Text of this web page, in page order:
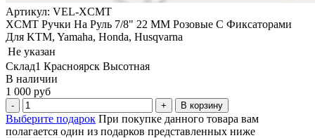
Артикул: VEL-XCMT
XCMT Ручки На Руль 7/8" 22 ММ Розовые С Фиксаторами
Для KTM, Yamaha, Honda, Husqvarna
Не указан
Склад1 Красноярск Высотная
В наличии
1 000 руб
В корзину
Выберите подарок При покупке данного товара вам
полагается один из подарков представленных ниже